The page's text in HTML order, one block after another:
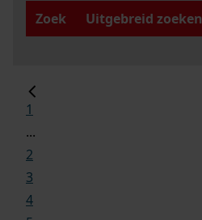
Zoek
Uitgebreid zoeken
1
...
2
3
4